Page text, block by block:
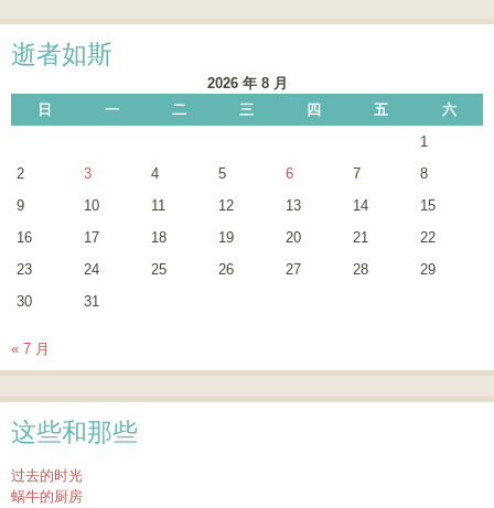
逝者如斯
2026 年 8 月
日
一 二 三 四 五
六
1
2
3 4 5 6 7
8
9
10 11 12 13 14
15
16
17 18 19 20 21
22
23
24 25 26 27 28
29
30
31
« 7 月
这些和那些
过去的时光
蜗牛的厨房